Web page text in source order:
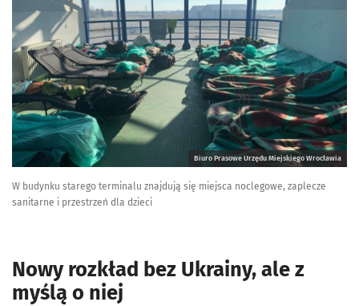
Biuro Prasowe Urzędu Miejskiego Wrocławia
W budynku starego terminalu znajdują się miejsca noclegowe, zaplecze
sanitarne i przestrzeń dla dzieci
Nowy rozkład bez Ukrainy, ale z
myślą o niej